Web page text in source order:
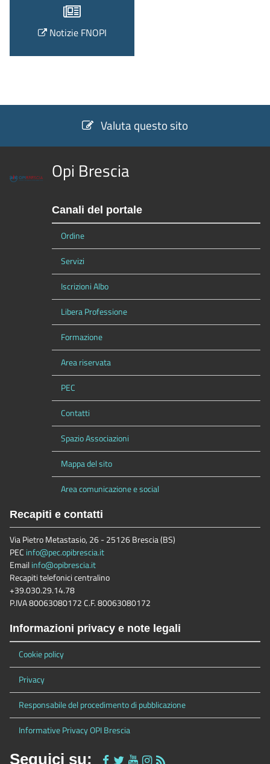
Notizie FNOPI
Valuta questo sito
Opi Brescia
Canali del portale
Ordine
Servizi
Iscrizioni Albo
Libera Professione
Formazione
Area riservata
PEC
Contatti
Spazio Associazioni
Mappa del sito
Area comunicazione e social
Recapiti e contatti
Via Pietro Metastasio, 26 - 25126 Brescia (BS)
PEC info@pec.opibrescia.it
Emailinfo@opibrescia.it
Recapiti telefonici centralino
+39.030.29.14.78
P.IVA 80063080172 C.F. 80063080172
Informazioni privacy e note legali
Cookie policy
Privacy
Responsabile del procedimento di pubblicazione
Informative Privacy OPI Brescia
Seguici su: